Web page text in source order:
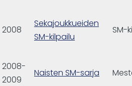
2008
Sekajoukkueiden
SM-kilpailu
SM-
2008-
2009
Naisten SM-sarja